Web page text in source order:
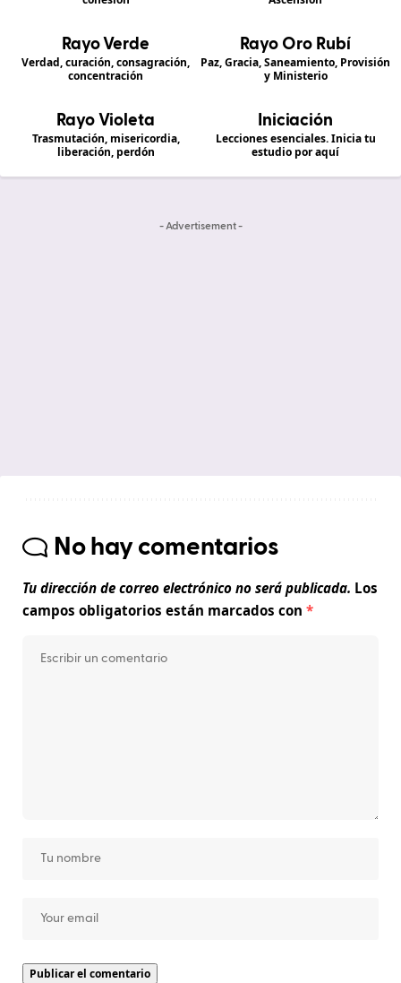
Rayo Verde
Verdad, curación, consagración,
concentración
Rayo Oro Rubí
Paz, Gracia, Saneamiento, Provisión
y Ministerio
Rayo Violeta
Trasmutación, misericordia,
liberación, perdón
Iniciación
Lecciones esenciales. Inicia tu
estudio por aquí
- Advertisement -
No hay comentarios
Tu dirección de correo electrónico no será publicada. Los
campos obligatorios están marcados con *